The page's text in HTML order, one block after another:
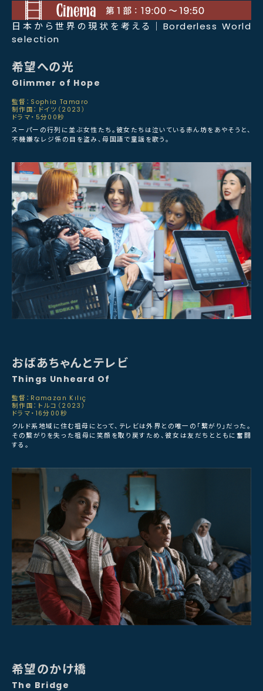
日本から世界の現状を考える｜Borderless World
selection
希望への光
Glimmer of Hope
監督：Sophia Tamaro
制作国：ドイツ（2023）
ドラマ・5分00秒
スーパーの行列に並ぶ女性たち。彼女たちは泣いている赤ん坊をあやそうと、
不機嫌なレジ係の目を盗み、母国語で童謡を歌う。
おばあちゃんとテレビ
Things Unheard Of
監督：Ramazan Kılıç
制作国：トルコ（2023）
ドラマ・16分00秒
クルド系地域に住む祖母にとって、テレビは外界との唯一の「繋がり」だった。
その繋がりを失った祖母に笑顔を取り戻すため、彼女は友だちとともに奮闘
する。
希望のかけ橋
The Bridge